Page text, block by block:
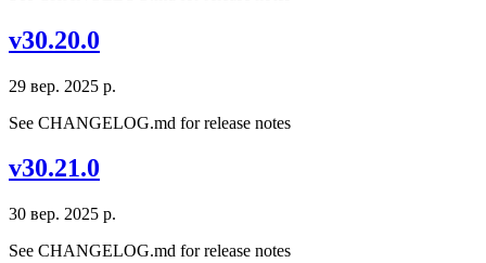
v30.20.0
29 вер. 2025 р.
See CHANGELOG.md for release notes
v30.21.0
30 вер. 2025 р.
See CHANGELOG.md for release notes